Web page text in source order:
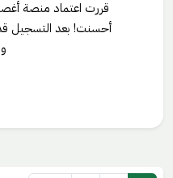
قررت اعتماد منصة
أحسنت! بعد التسجيل